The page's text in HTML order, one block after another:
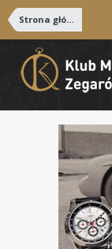
Strona główna